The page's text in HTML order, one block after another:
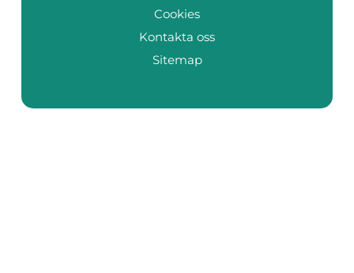
Cookies
Kontakta oss
Sitemap